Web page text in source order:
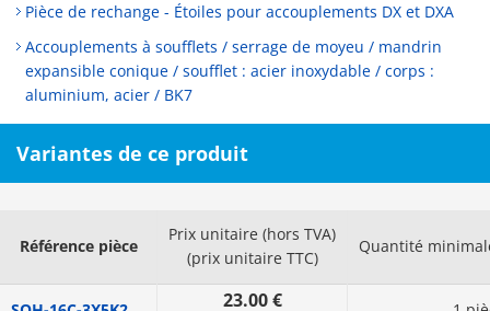
Pièce de rechange - Étoiles pour accouplements DX et DXA
Accouplements à soufflets / serrage de moyeu / mandrin
expansible conique / soufflet : acier inoxydable / corps :
aluminium, acier / BK7
Variantes de ce produit
Référence pièce
Prix unitaire (hors TVA)
(prix unitaire TTC)
Quantité
23.00 €